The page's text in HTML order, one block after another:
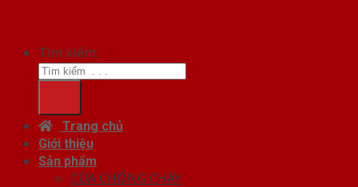
Tìm kiếm:
Trang chủ
Giới thiệu
Sản phẩm
CỬA CHỐNG CHÁY